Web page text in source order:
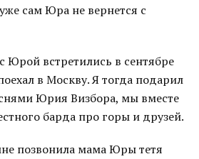
сам Юра не вернется с
Юрой встретились в сентябре
в Москву. Я тогда подарил
Юрия Визбора, мы вместе
барда про горы и друзей.
позвонила мама Юры тетя